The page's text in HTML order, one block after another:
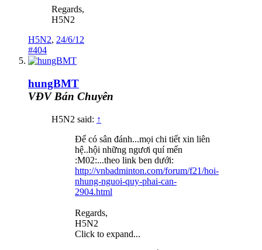
Regards,
H5N2
H5N2, 24/6/12
#404
hungBMT
VĐV Bán Chuyên
H5N2 said: ↑
Để có sân đánh...mọi chi tiết xin liên
hệ..hội những ngươi quí mến
:M02:...theo link ben dưới:
http://vnbadminton.com/forum/f21/hoi-
nhung-nguoi-quy-phai-can-
2904.html
Regards,
H5N2
Click to expand...